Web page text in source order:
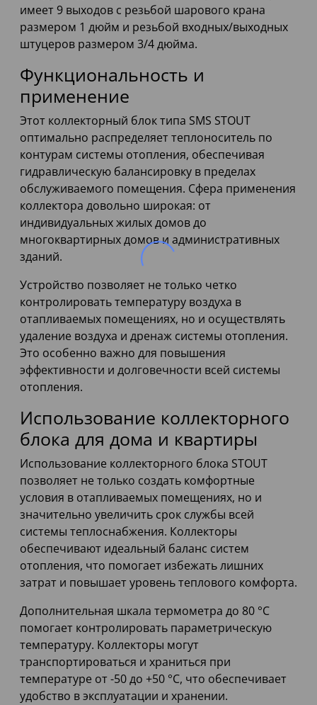
имеет 9 выходов с резьбой шарового крана
размером 1 дюйм и резьбой входных/выходных
штуцеров размером 3/4 дюйма.
Функциональность и
применение
Этот коллекторный блок типа SMS STOUT
оптимально распределяет теплоноситель по
контурам системы отопления, обеспечивая
гидравлическую балансировку в пределах
обслуживаемого помещения. Сфера применения
коллектора довольно широкая: от
индивидуальных жилых домов до
многоквартирных домов и административных
зданий.
Устройство позволяет не только четко
контролировать температуру воздуха в
отапливаемых помещениях, но и осуществлять
удаление воздуха и дренаж системы отопления.
Это особенно важно для повышения
эффективности и долговечности всей системы
отопления.
Использование коллекторного
блока для дома и квартиры
Использование коллекторного блока STOUT
позволяет не только создать комфортные
условия в отапливаемых помещениях, но и
значительно увеличить срок службы всей
системы теплоснабжения. Коллекторы
обеспечивают идеальный баланс систем
отопления, что помогает избежать лишних
затрат и повышает уровень теплового комфорта.
Дополнительная шкала термометра до 80 °C
помогает контролировать параметрическую
температуру. Коллекторы могут
транспортироваться и храниться при
температуре от -50 до +50 °C, что обеспечивает
удобство в эксплуатации и хранении.